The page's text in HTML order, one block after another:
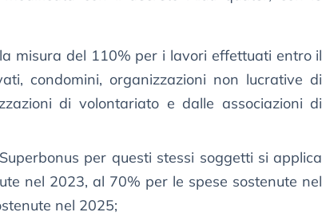
misura del 110% per i lavori effettuati entro il
condomini, organizzazioni non lucrative di
di volontariato e dalle associazioni di
per questi stessi soggetti si applica
nel 2023, al 70% per le spese sostenute nel
nel 2025;